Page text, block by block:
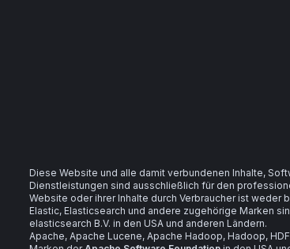
Diese Website und alle damit verbundenen Inhalte,
Dienstleistungen sind ausschließlich für den
Website oder ihrer Inhalte durch Verbraucher ist weder
Elastic, Elasticsearch und andere zugehörige Marken
elasticsearch B.V. in den USA und anderen Ländern.
Apache, Apache Lucene, Apache Hadoop, Hadoop,